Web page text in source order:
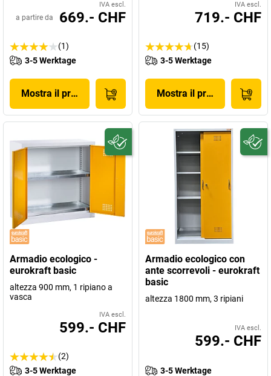
IVA escl.
a partire da 669.- CHF
(1)
3-5 Werktage
Mostra il prodotto
IVA escl.
719.- CHF
(15)
3-5 Werktage
Mostra il prodotto
Armadio ecologico -
eurokraft basic
altezza 900 mm, 1 ripiano a
vasca
IVA escl.
599.- CHF
(2)
3-5 Werktage
Armadio ecologico con
ante scorrevoli - eurokraft
basic
altezza 1800 mm, 3 ripiani
IVA escl.
599.- CHF
3-5 Werktage